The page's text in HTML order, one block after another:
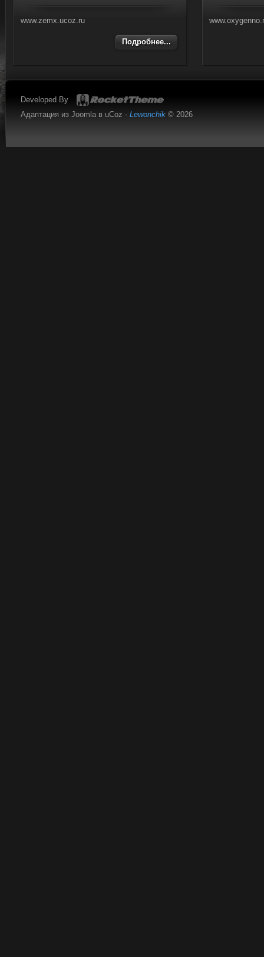
www.zemx.ucoz.ru
Подробнее...
Developed By
Адаптация из Joomla в uCoz - Lewonchik © 2026